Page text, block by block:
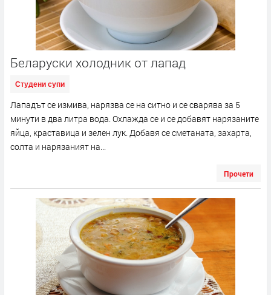
Беларуски холодник от лапад
Студени супи
Лападът се измива, нарязва се на ситно и се сварява за 5
минути в два литра вода. Охлажда се и се добавят нарязаните
яйца, краставица и зелен лук. Добавя се сметаната, захарта,
солта и нарязаният на...
Прочети